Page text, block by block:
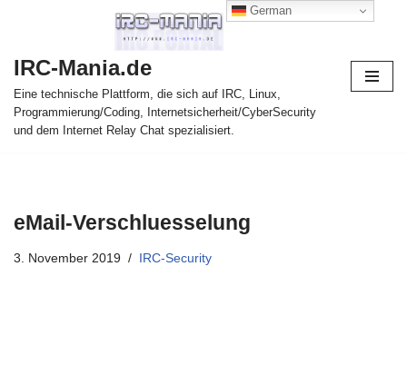
Inhalt
springen
IRC-Mania.de
Eine technische Plattform, die sich auf IRC, Linux,
Programmierung/Coding, Internetsicherheit/CyberSecurity
und dem Internet Relay Chat spezialisiert.
eMail-Verschluesselung
3. November 2019 IRC-Security
German